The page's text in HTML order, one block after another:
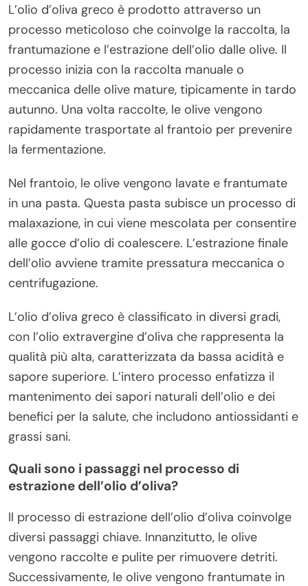
L’olio d’oliva greco è prodotto attraverso un
processo meticoloso che coinvolge la raccolta, la
frantumazione e l’estrazione dell’olio dalle olive. Il
processo inizia con la raccolta manuale o
meccanica delle olive mature, tipicamente in tardo
autunno. Una volta raccolte, le olive vengono
rapidamente trasportate al frantoio per prevenire
la fermentazione.
Nel frantoio, le olive vengono lavate e frantumate
in una pasta. Questa pasta subisce un processo di
malaxazione, in cui viene mescolata per consentire
alle gocce d’olio di coalescere. L’estrazione finale
dell’olio avviene tramite pressatura meccanica o
centrifugazione.
L’olio d’oliva greco è classificato in diversi gradi,
con l’olio extravergine d’oliva che rappresenta la
qualità più alta, caratterizzata da bassa acidità e
sapore superiore. L’intero processo enfatizza il
mantenimento dei sapori naturali dell’olio e dei
benefici per la salute, che includono antiossidanti e
grassi sani.
Quali sono i passaggi nel processo di
estrazione dell’olio d’oliva?
Il processo di estrazione dell’olio d’oliva coinvolge
diversi passaggi chiave. Innanzitutto, le olive
vengono raccolte e pulite per rimuovere detriti.
Successivamente, le olive vengono frantumate in